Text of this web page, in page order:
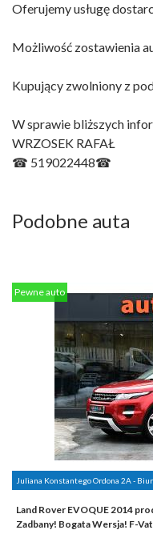
Oferujemy usługę
Możliwość zostawienia
Kupujący zwolniony z
W sprawie bliższych
WRZOSEK RAFAŁ
☎ 519022448☎
Podobne auta
Pewne auto
Juliana Konstantego Ordona 2A -
Land Rover EVOQUE 2014
Zadbany! Bogata Wersja! F-